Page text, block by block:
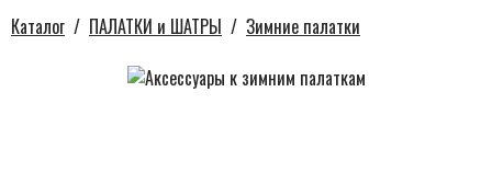
Каталог / ПАЛАТКИ и ШАТРЫ / Зимние палатки